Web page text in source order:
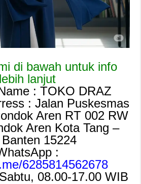
di bawah untuk info
lebih lanjut
: TOKO DRAZ
: Jalan Puskesmas
Aren RT 002 RW
Aren Kota Tang –
15224
:
6285814562678
08.00-17.00 WIB